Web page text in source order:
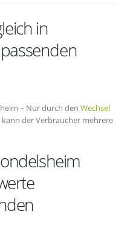
in
– Nur durch den Wechsel
der Verbraucher mehrere